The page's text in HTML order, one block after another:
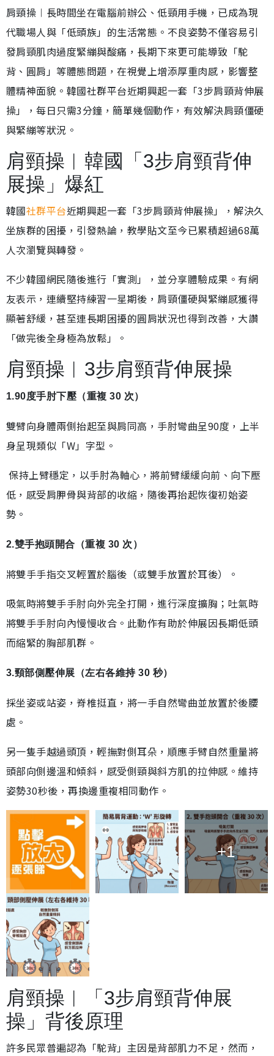
肩頸操︱長時間坐在電腦前辦公、低頸用手機，已成為現
代職場人與「低頭族」的生活常態。不良姿勢不僅容易引
發肩頸肌肉過度緊繃與酸痛，長期下來更可能導致「駝
背、圓肩」等體態問題，在視覺上增添厚重肉感，影響整
體精神面貌。韓國社群平台近期興起一套「3步肩頸背伸展
操」，每日只需3分鐘，簡單幾個動作，有效解決肩頸僵硬
與緊繃等狀況。
肩頸操︱韓國「3步肩頸背伸
展操」爆紅
韓國社群平台近期興起一套「3步肩頸背伸展操」，解決久
坐族群的困擾，引發熱論，教學貼文至今已累積超過68萬
人次瀏覽與轉發。
不少韓國網民隨後進行「實測」，並分享體驗成果。有網
友表示，連續堅持練習一星期後，肩頸僵硬與緊繃感獲得
顯著舒緩，甚至連長期困擾的圓肩狀況也得到改善，大讚
「做完後全身極為放鬆」。
肩頸操︱3步肩頸背伸展操
1.90度手肘下壓（重複 30 次）
雙臂向身體兩側抬起至與肩同高，手肘彎曲呈90度，上半
身呈現類似「W」字型。
保持上臂穩定，以手肘為軸心，將前臂緩緩向前、向下壓
低，感受肩胛骨與背部的收縮，隨後再抬起恢復初始姿
勢。
2.雙手抱頭開合（重複 30 次）
將雙手手指交叉輕置於腦後（或雙手放置於耳後）。
吸氣時將雙手手肘向外完全打開，進行深度擴胸；吐氣時
將雙手手肘向內慢慢收合。此動作有助於伸展因長期低頭
而縮緊的胸部肌群。
3.頸部側壓伸展（左右各維持 30 秒）
採坐姿或站姿，脊椎挺直，將一手自然彎曲並放置於後腰
處。
另一隻手越過頭頂，輕撫對側耳朵，順應手臂自然重量將
頭部向側邊溫和傾斜，感受側頸與斜方肌的拉伸感。維持
姿勢30秒後，再換邊重複相同動作。
+1
肩頸操︱「3步肩頸背伸展
操」背後原理
許多民眾普遍認為「駝背」主因是背部肌力不足，然而，